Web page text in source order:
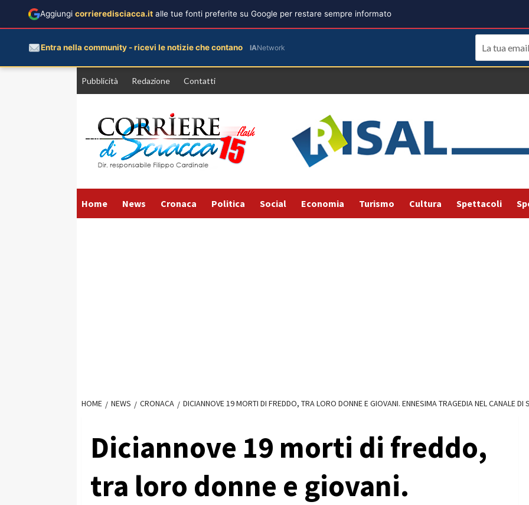
Pubblicità Redazione Contatti
Home News Cronaca Politica Social Economia Turismo Cultura Spettacoli
HOME NEWS CRONACA DICIANNOVE 19 MORTI DI FREDDO, TRA LORO DONNE E GIOVANI. ENNESIMA TRAGEDIA NEL CANALE DI
Diciannove 19 morti di freddo,
tra loro donne e giovani.
Aggiungi corrieredisciacca.it alle tue fonti preferite su Google per restare sempre informato
Entra nella community - ricevi le notizie che contano IANetwork